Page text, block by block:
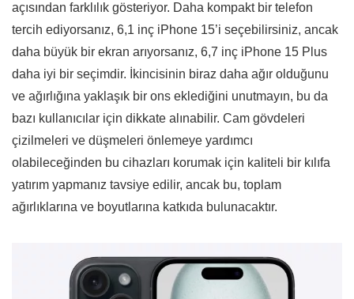
açısından farklılık gösteriyor. Daha kompakt bir telefon
tercih ediyorsanız, 6,1 inç iPhone 15’i seçebilirsiniz, ancak
daha büyük bir ekran arıyorsanız, 6,7 inç iPhone 15 Plus
daha iyi bir seçimdir. İkincisinin biraz daha ağır olduğunu
ve ağırlığına yaklaşık bir ons eklediğini unutmayın, bu da
bazı kullanıcılar için dikkate alınabilir. Cam gövdeleri
çizilmeleri ve düşmeleri önlemeye yardımcı
olabileceğinden bu cihazları korumak için kaliteli bir kılıfa
yatırım yapmanız tavsiye edilir, ancak bu, toplam
ağırlıklarına ve boyutlarına katkıda bulunacaktır.